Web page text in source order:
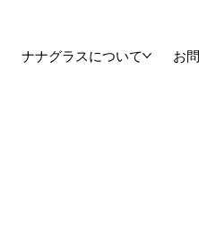
ナナグラスについて お